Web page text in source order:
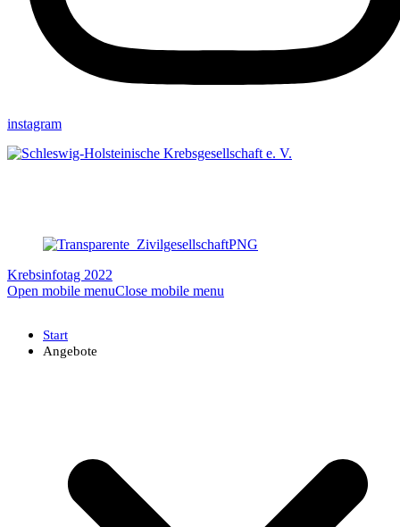
instagram
Krebsinfotag 2022
Open mobile menuClose mobile menu
Start
Angebote